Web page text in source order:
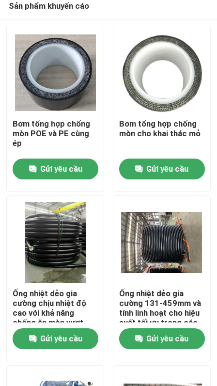
Sản phẩm
Hướng dẫn VR
Tham quan nhà máy
Kiểm soát chất lượng
Liên hệ chúng tôi
Tin tức
Yêu cầu báo giá
Ống nhựa nhiệt dẻo gia cố
Sản phẩm khuyến cáo
Bơm tổng hợp chống
mòn POE và PE cùng
ép
Gửi yêu cầu
Bơm tổng hợp chống
mòn cho khai thác mỏ
Gửi yêu cầu
Ống nhiệt dẻo gia
cường chịu nhiệt độ
cao với khả năng
chống ăn mòn vượt
trội
Gửi yêu cầu
Ống nhiệt dẻo gia
cường 131-459mm và
tính linh hoạt cho hiệu
suất tối ưu trong các
ứng dụng công nghiệp
khác nhauGửi yêu cầu